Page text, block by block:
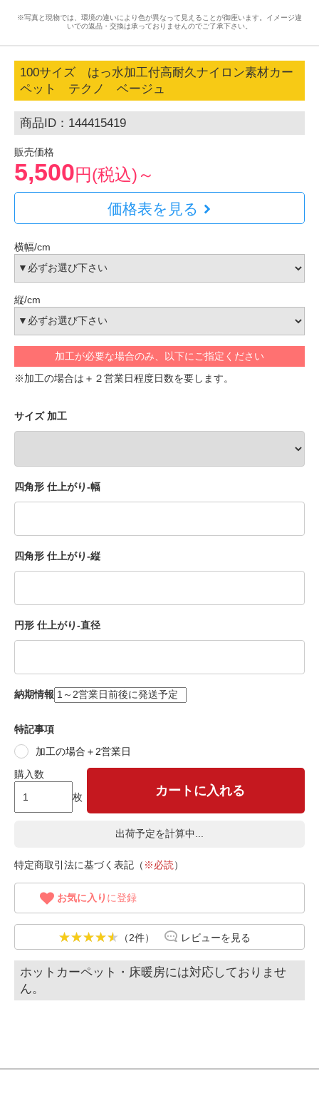
※写真と現物では、環境の違いにより色が異なって見えることが御座います。イメージ違
いでの返品・交換は承っておりませんのでご了承下さい。
100サイズ はっ水加工付高耐久ナイロン素材カー
ペット テクノ ベージュ
商品ID：144415419
販売価格
5,500円(税込)～
価格表を見る
横幅/cm
縦/cm
加工が必要な場合のみ、以下にご指定ください
※加工の場合は＋２営業日程度日数を要します。
サイズ 加工
四角形 仕上がり-幅
四角形 仕上がり-縦
円形 仕上がり-直径
納期情報
特記事項
加工の場合＋2営業日
購入数
枚
カートに入れる
出荷予定を計算中...
特定商取引法に基づく表記（ ※必読）
お気に入り に登録
（2件） レビューを見る
ホットカーペット・床暖房には対応しておりませ
ん。